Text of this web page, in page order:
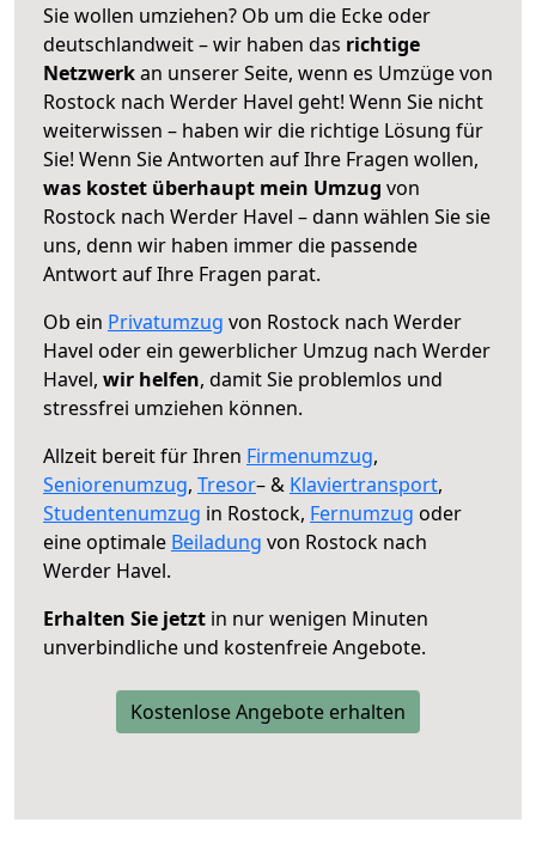
Sie wollen umziehen? Ob um die Ecke oder
deutschlandweit – wir haben das richtige
Netzwerkan unserer Seite, wenn es Umzüge von
Rostock nach Werder Havel geht! Wenn Sie nicht
weiterwissen – haben wir die richtige Lösung für
Sie! Wenn Sie Antworten auf Ihre Fragen wollen,
was kostet überhaupt mein Umzug von
Rostock nach Werder Havel – dann wählen Sie sie
uns, denn wir haben immer die passende
Antwort auf Ihre Fragen parat.
Ob ein Privatumzug von Rostock nach Werder
Havel oder ein gewerblicher Umzug nach Werder
Havel, wir helfen, damit Sie problemlos und
stressfrei umziehen können.
Allzeit bereit für Ihren Firmenumzug,
Seniorenumzug, Tresor– & Klaviertransport,
Studentenumzug in Rostock, Fernumzug oder
eine optimale Beiladung von Rostock nach
Werder Havel.
Erhalten Sie jetzt in nur wenigen Minuten
unverbindliche und kostenfreie Angebote.
Kostenlose Angebote erhalten